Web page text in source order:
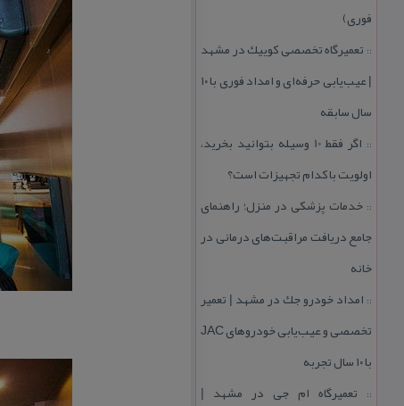
فوری)
:: تعمیرگاه تخصصی كوییك در مشهد
| عیب‌یابی حرفه‌ای و امداد فوری با ۱۰
سال سابقه
::
اگر فقط 10 وسیله بتوانید بخرید،
اولویت با كدام تجهیزات است؟
:: خدمات پزشكی در منزل؛ راهنمای
جامع دریافت مراقبت‌های درمانی در
خانه
:: امداد خودرو جك در مشهد | تعمیر
تخصصی و عیب‌یابی خودروهای JAC
با ۱۰ سال تجربه
:: تعمیرگاه ام جی در مشهد |